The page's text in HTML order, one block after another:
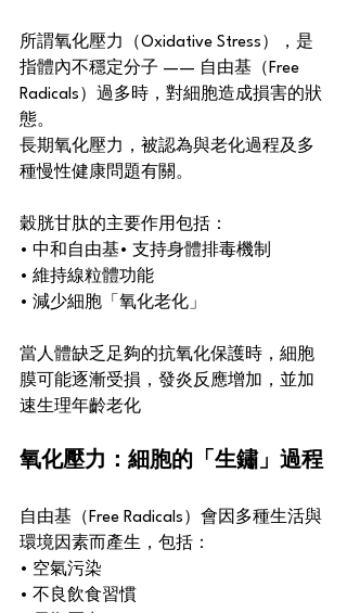
所謂氧化壓力（Oxidative Stress），是
指體內不穩定分子 —— 自由基（Free
Radicals）過多時，對細胞造成損害的狀
態。
長期氧化壓力，被認為與老化過程及多
種慢性健康問題有關。
穀胱甘肽的主要作用包括：
• 中和自由基• 支持身體排毒機制
• 維持線粒體功能
• 減少細胞「氧化老化」
當人體缺乏足夠的抗氧化保護時，細胞
膜可能逐漸受損，發炎反應增加，並加
速生理年齡老化
氧化壓力：細胞的「生鏽」過程
自由基（Free Radicals）會因多種生活與
環境因素而產生，包括：
• 空氣污染
• 不良飲食習慣